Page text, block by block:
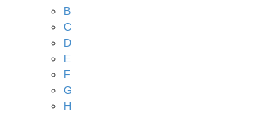
B
C
D
E
F
G
H